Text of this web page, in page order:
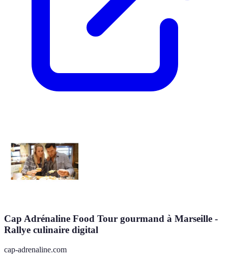
Cap Adrénaline Food Tour gourmand à Marseille -
Rallye culinaire digital
cap-adrenaline.com